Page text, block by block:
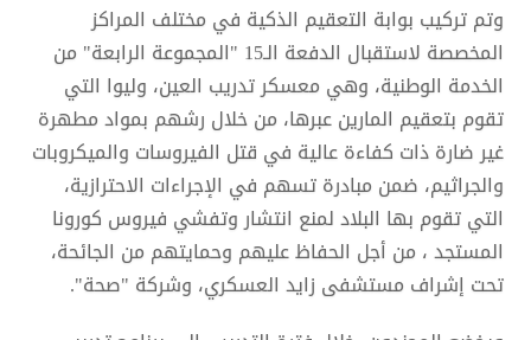
وتم تركيب بوابة التعقيم الذكية في مختلف المراكز
المخصصة لاستقبال الدفعة الـ15 "المجموعة الرابعة" من
الخدمة الوطنية، وهي معسكر تدريب العين، وليوا التي
تقوم بتعقيم المارين عبرها، من خلال رشهم بمواد مطهرة
غير ضارة ذات كفاءة عالية في قتل الفيروسات والميكروبات
والجراثيم، ضمن مبادرة تسهم في الإجراءات الاحترازية،
التي تقوم بها البلاد لمنع انتشار وتفشي فيروس كورونا
المستجد ، من أجل الحفاظ عليهم وحمايتهم من الجائحة،
تحت إشراف مستشفى زايد العسكري، وشركة "صحة".